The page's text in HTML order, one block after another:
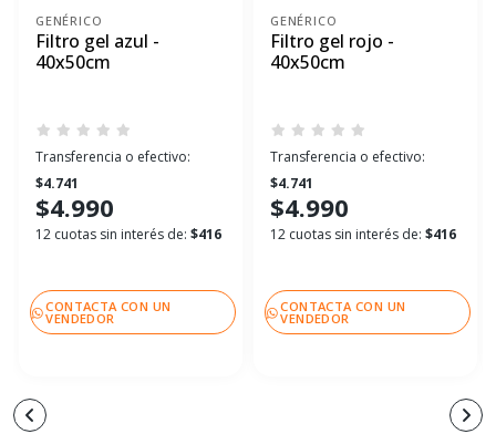
GENÉRICO
Filtro gel azul -
40x50cm
Transferencia o efectivo:
$4.741
$4.990
12 cuotas sin interés de: $416
CONTACTA CON UN
VENDEDOR
GENÉRICO
Filtro gel rojo -
40x50cm
Transferencia o efectivo:
$4.741
$4.990
12 cuotas sin interés de: $416
CONTACTA CON UN
VENDEDOR